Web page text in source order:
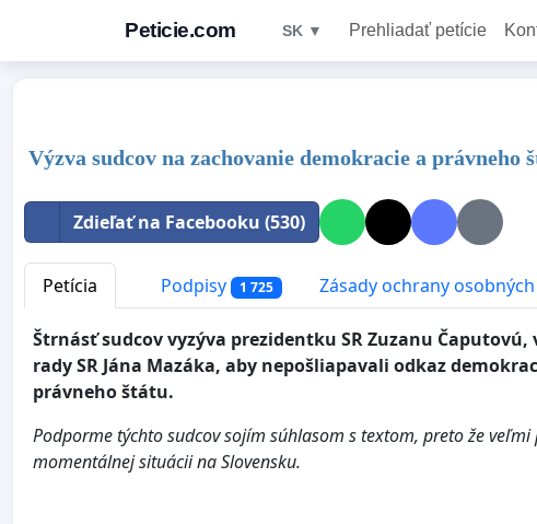
Peticie.com SK ▼ Prehliadať petície
Výzva sudcov na zachovanie demokracie a právneho
Zdieľať na Facebooku (530)
Petícia Podpisy 1 725 Zásady ochrany
Štrnásť sudcov vyzýva prezidentku SR Zuzanu Čaputovú,
rady SR Jána Mazáka, aby nepošliapavali odkaz
právneho štátu.
Podporme týchto sudcov sojím súhlasom s textom, preto že
momentálnej situácii na Slovensku.